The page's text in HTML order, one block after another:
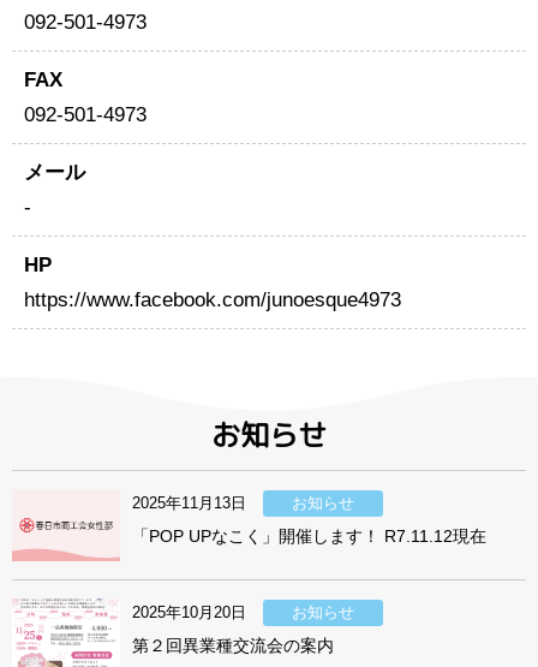
092-501-4973
FAX
092-501-4973
メール
-
HP
https://www.facebook.com/junoesque4973
お知らせ
2025年11月13日 お知らせ
「POP UPなこく」開催します！ R7.11.12現在
2025年10月20日 お知らせ
第２回異業種交流会の案内